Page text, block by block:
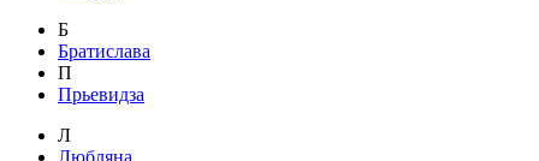
Б
Братислава
П
Прьевидза
Л
Любляна